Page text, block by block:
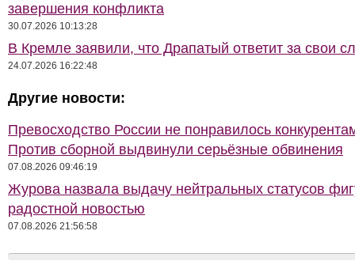
завершения конфликта
30.07.2026 10:13:28
В Кремле заявили, что Драпатый ответит за свои
24.07.2026 16:22:48
Другие новости:
Превосходство России не понравилось
Против сборной выдвинули серьёзные обвинения
07.08.2026 09:46:19
Журова назвала выдачу нейтральных статусов
радостной новостью
07.08.2026 21:56:58